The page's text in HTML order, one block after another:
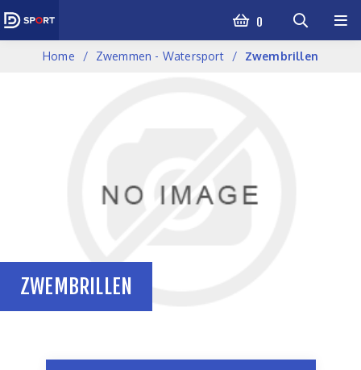
0
Home Zwemmen - Watersport Zwembrillen
ZWEMBRILLEN